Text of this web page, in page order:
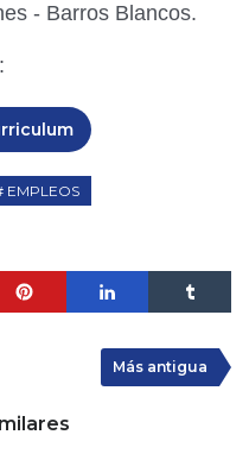
- Barros Blancos.
EMPLEOS
Más antigua